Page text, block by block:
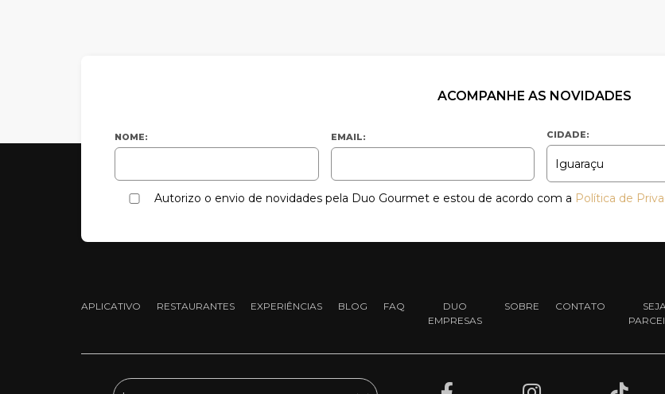
ACOMPANHE AS NOVIDADES
NOME: EMAIL: CIDADE:
Autorizo o envio de novidades pela Duo Gourmet e estou de acordo com a Política de
APLICATIVO RESTAURANTES EXPERIÊNCIAS BLOG FAQ DUO
EMPRESAS
SOBRE CONTATO